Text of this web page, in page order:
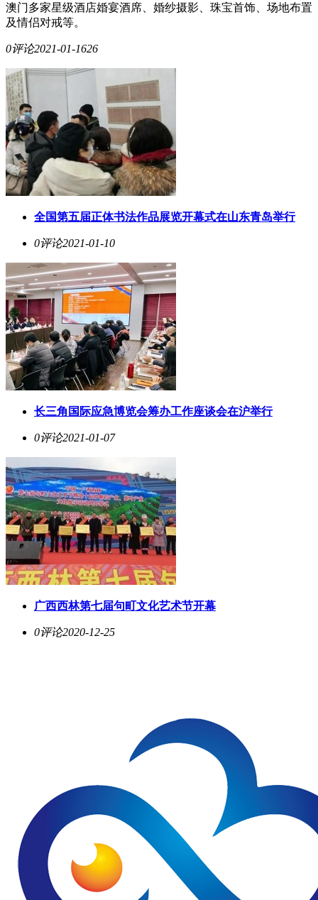
澳门多家星级酒店婚宴酒席、婚纱摄影、珠宝首饰、场地布置
及情侣对戒等。
0评论2021-01-1626
全国第五届正体书法作品展览开幕式在山东青岛举行
0评论2021-01-10
长三角国际应急博览会筹办工作座谈会在沪举行
0评论2021-01-07
广西西林第七届句町文化艺术节开幕
0评论2020-12-25